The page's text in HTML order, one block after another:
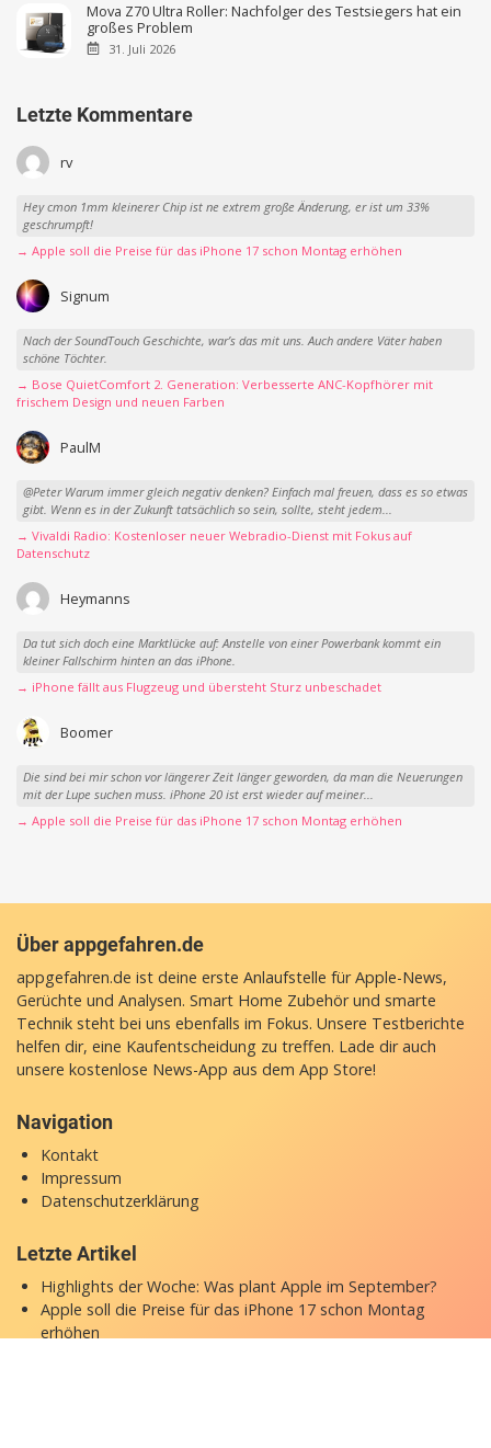
Mova Z70 Ultra Roller: Nachfolger des Testsiegers hat ein
großes Problem
31. Juli 2026
Letzte Kommentare
rv
Hey cmon 1mm kleinerer Chip ist ne extrem große Änderung, er ist um 33%
geschrumpft!
→ Apple soll die Preise für das iPhone 17 schon Montag erhöhen
Signum
Nach der SoundTouch Geschichte, war’s das mit uns. Auch andere Väter haben
schöne Töchter.
→ Bose QuietComfort 2. Generation: Verbesserte ANC-Kopfhörer mit
frischem Design und neuen Farben
PaulM
@Peter Warum immer gleich negativ denken? Einfach mal freuen, dass es so etwas
gibt. Wenn es in der Zukunft tatsächlich so sein, sollte, steht jedem...
→ Vivaldi Radio: Kostenloser neuer Webradio-Dienst mit Fokus auf
Datenschutz
Heymanns
Da tut sich doch eine Marktlücke auf: Anstelle von einer Powerbank kommt ein
kleiner Fallschirm hinten an das iPhone.
→ iPhone fällt aus Flugzeug und übersteht Sturz unbeschadet
Boomer
Die sind bei mir schon vor längerer Zeit länger geworden, da man die Neuerungen
mit der Lupe suchen muss. iPhone 20 ist erst wieder auf meiner...
→ Apple soll die Preise für das iPhone 17 schon Montag erhöhen
Über appgefahren.de
appgefahren.de ist deine erste Anlaufstelle für Apple-News,
Gerüchte und Analysen. Smart Home Zubehör und smarte
Technik steht bei uns ebenfalls im Fokus. Unsere Testberichte
helfen dir, eine Kaufentscheidung zu treffen. Lade dir auch
unsere kostenlose News-App aus dem App Store!
Navigation
Kontakt
Impressum
Datenschutzerklärung
Letzte Artikel
Highlights der Woche: Was plant Apple im September?
Apple soll die Preise für das iPhone 17 schon Montag
erhöhen